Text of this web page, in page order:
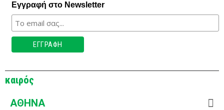
Εγγραφή στο Newsletter
καιρός
ΑΘΉΝΑ